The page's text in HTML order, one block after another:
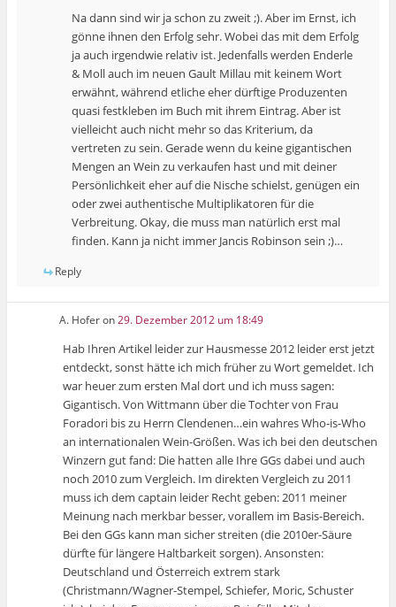
Na dann sind wir ja schon zu zweit ;). Aber im Ernst, ich
gönne ihnen den Erfolg sehr. Wobei das mit dem Erfolg
ja auch irgendwie relativ ist. Jedenfalls werden Enderle
& Moll auch im neuen Gault Millau mit keinem Wort
erwähnt, während etliche eher dürftige Produzenten
quasi festkleben im Buch mit ihrem Eintrag. Aber ist
vielleicht auch nicht mehr so das Kriterium, da
vertreten zu sein. Gerade wenn du keine gigantischen
Mengen an Wein zu verkaufen hast und mit deiner
Persönlichkeit eher auf die Nische schielst, genügen ein
oder zwei authentische Multiplikatoren für die
Verbreitung. Okay, die muss man natürlich erst mal
finden. Kann ja nicht immer Jancis Robinson sein ;)…
Reply
A. Hoferon29. Dezember 2012 um 18:49
Hab Ihren Artikel leider zur Hausmesse 2012 leider erst jetzt
entdeckt, sonst hätte ich mich früher zu Wort gemeldet. Ich
war heuer zum ersten Mal dort und ich muss sagen:
Gigantisch. Von Wittmann über die Tochter von Frau
Foradori bis zu Herrn Clendenen…ein wahres Who-is-Who
an internationalen Wein-Größen. Was ich bei den deutschen
Winzern gut fand: Die hatten alle Ihre GGs dabei und auch
noch 2010 zum Vergleich. Im direkten Vergleich zu 2011
muss ich dem captain leider Recht geben: 2011 meiner
Meinung nach merkbar besser, vorallem im Basis-Bereich.
Bei den GGs kann man sicher streiten (die 2010er-Säure
dürfte für längere Haltbarkeit sorgen). Ansonsten:
Deutschland und Österreich extrem stark
(Christmann/Wagner-Stempel, Schiefer, Moric, Schuster